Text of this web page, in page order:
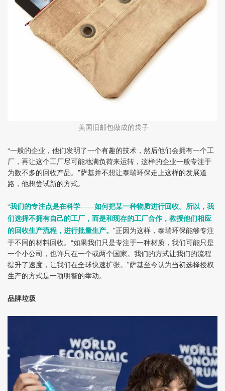
美国旧邮包做成的袋子
“一般的企业，他们发明了一个有趣的技术，然后他们会拥有一个工
厂，再让这个工厂尽可能地满负荷来运转，这样的企业一般专注于
为数不多的回收产品。”萨基并不想让泰瑞环保走上这样的发展道
路，他想尝试新的方式。
“我们的专注点是在科学——如何把某一种物质进行回收。所以，我
们选择不拥有自己的工厂，而是和现存的工厂合作，教授他们相应
的回收生产流程，进行批量生产。 ”正因为这样，泰瑞环保能够专注
于不同的材料回收。“如果我们只是专注于一种材质，我们可能只是
一个小公司，也许只在一个或两个国家。我们的方式让我们的流程
提升了速度，让我们在全球快速扩张。”萨基至今认为当初选择授权
生产的方式是一项明智的举动。
品牌垃圾